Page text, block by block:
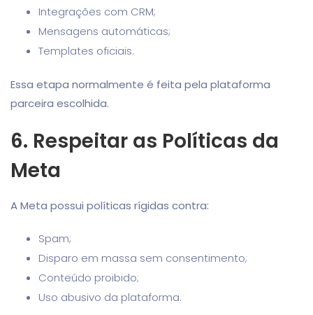
Integrações com CRM;
Mensagens automáticas;
Templates oficiais.
Essa etapa normalmente é feita pela plataforma
parceira escolhida.
6. Respeitar as Políticas da
Meta
A Meta possui políticas rígidas contra:
Spam;
Disparo em massa sem consentimento;
Conteúdo proibido;
Uso abusivo da plataforma.